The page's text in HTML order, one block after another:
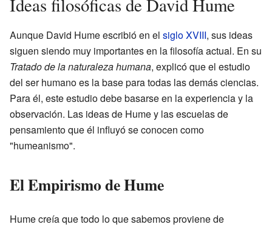
Ideas filosóficas de David Hume
Aunque David Hume escribió en el siglo XVIII, sus ideas
siguen siendo muy importantes en la filosofía actual. En su
Tratado de la naturaleza humana, explicó que el estudio
del ser humano es la base para todas las demás ciencias.
Para él, este estudio debe basarse en la experiencia y la
observación. Las ideas de Hume y las escuelas de
pensamiento que él influyó se conocen como
"humeanismo".
El Empirismo de Hume
Hume creía que todo lo que sabemos proviene de